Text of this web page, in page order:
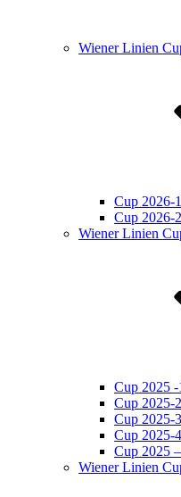
Wiener Linien
Cup 2026-
Cup 2026-
Wiener Linien
Cup 2025
Cup 2025-
Cup 2025-
Cup 2025-
Cup 2025
Wiener Linien